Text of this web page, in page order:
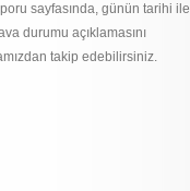
sayfasında, günün tarihi ile
durumu açıklamasını
takip edebilirsiniz.